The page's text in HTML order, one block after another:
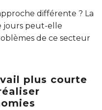
différente ? La
jours peut-elle
de ce secteur
plus courte